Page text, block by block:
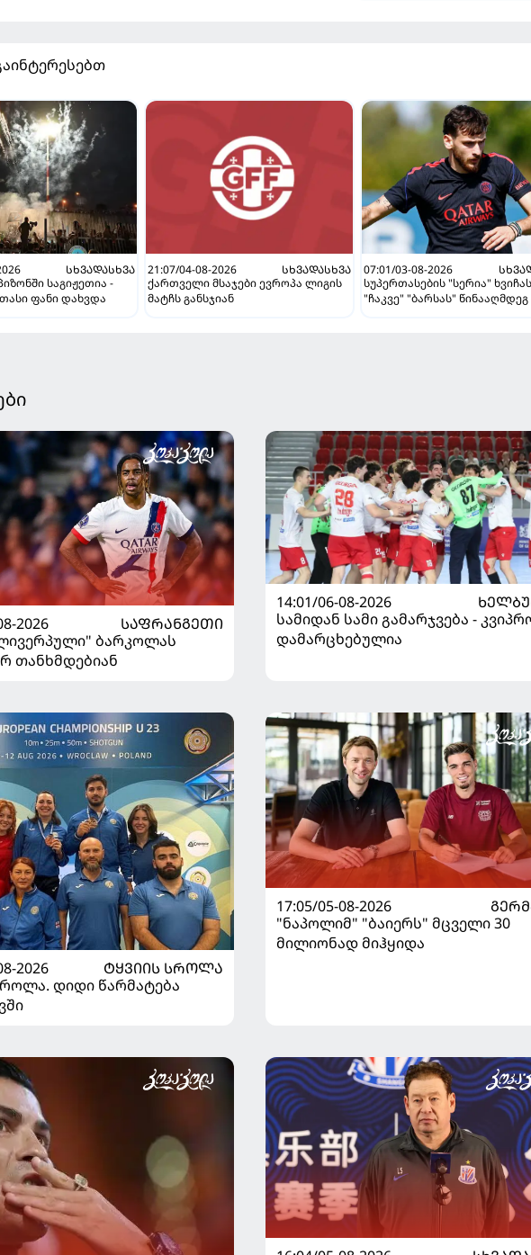
ᲡᲮᲕᲐᲓᲐᲡᲮᲕᲐ
საგიჟეთია -
ფანი დახვდა
21:07/04-08-2026
ᲡᲮᲕᲐᲓᲐᲡᲮᲕᲐ
ქართველი მსაჯები ევროპა ლიგის
მატჩს განსჯიან
07:01/03-08-2026
სუპერთასების "სერია"
"ჩაკვე" "ბარსას"
2026
ᲡᲐᲤᲠᲐᲜᲒᲔᲗᲘ
ბარკოლას
თანხმდებიან
14:01/06-08-2026
სამიდან სამი გამარჯვება -
დამარცხებულია
2026
ᲢᲧᲕᲘᲘᲡ ᲡᲠᲝᲚᲐ
დიდი წარმატება
17:05/05-08-2026
"ნაპოლიმ" "ბაიერს" მცველი 30
მილიონად მიჰყიდა